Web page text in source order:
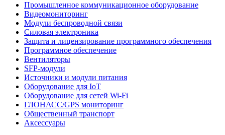
Промышленное коммуникационное оборудование
Видеомониторинг
Модули беспроводной связи
Силовая электроника
Защита и лицензирование программного обеспечения
Программное обеспечение
Вентиляторы
SFP-модули
Источники и модули питания
Оборудование для IoT
Оборудование для сетей Wi-Fi
ГЛОНАСС/GPS мониторинг
Общественный транспорт
Аксессуары